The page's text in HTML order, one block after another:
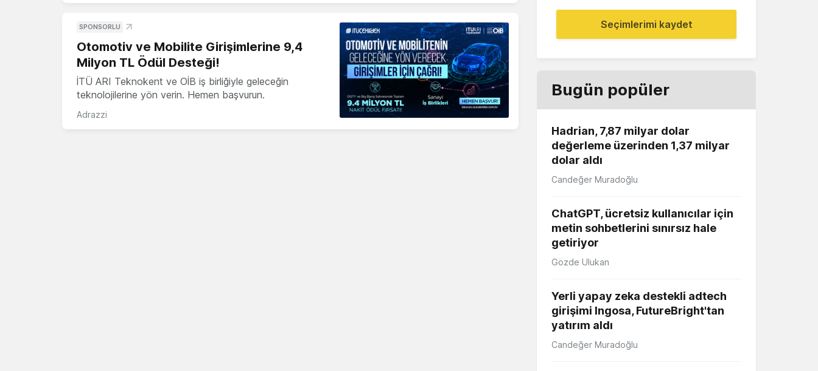
SPONSORLU
Otomotiv ve Mobilite Girişimlerine 9,4
Milyon TL Ödül Desteği!
İTÜ ARI Teknokent ve OİB iş birliğiyle geleceğin
teknolojilerine yön verin. Hemen başvurun.
Adrazzi
Seçimlerimi kaydet
Bugün popüler
Hadrian, 7,87 milyar dolar
değerleme üzerinden 1,37 milyar
dolar aldı
Candeğer Muradoğlu
ChatGPT, ücretsiz kullanıcılar için
metin sohbetlerini sınırsız hale
getiriyor
Gözde Ulukan
Yerli yapay zeka destekli adtech
girişimi Ingosa, FutureBright'tan
yatırım aldı
Candeğer Muradoğlu